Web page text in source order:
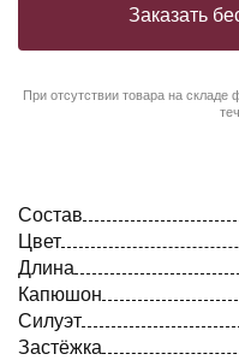
Заказать
При отсутствии товара на
Состав
Цвет
Длина
Капюшон
Силуэт
Застёжка